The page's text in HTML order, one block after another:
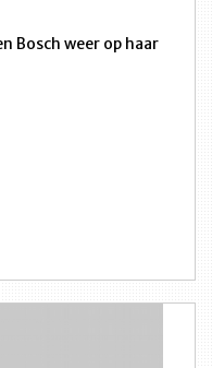
Bosch weer op haar